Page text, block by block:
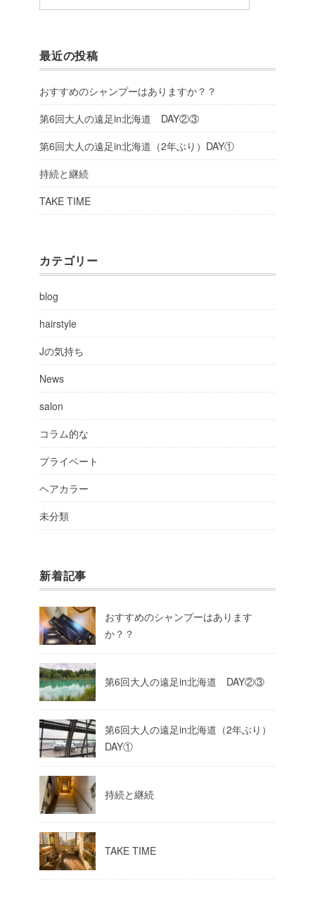
最近の投稿
おすすめのシャンプーはありますか？？
第6回大人の遠足in北海道 DAY②③
第6回大人の遠足in北海道（2年ぶり）DAY①
持続と継続
TAKE TIME
カテゴリー
blog
hairstyle
Jの気持ち
News
salon
コラム的な
プライベート
ヘアカラー
未分類
新着記事
おすすめのシャンプーはあります
か？？
第6回大人の遠足in北海道 DAY②③
第6回大人の遠足in北海道（2年ぶり）
DAY①
持続と継続
TAKE TIME